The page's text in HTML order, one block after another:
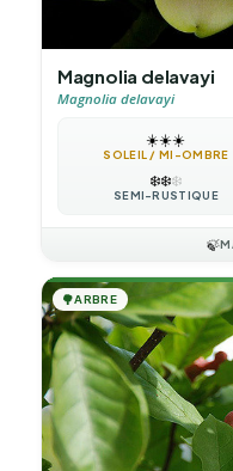
Magnolia delavayi
Magnolia delavayi
☀️☀️☀️
SOLEIL / MI-OMBRE
❄️❄️❄️
SEMI-RUSTIQUE
🍃
🌳ARBRE